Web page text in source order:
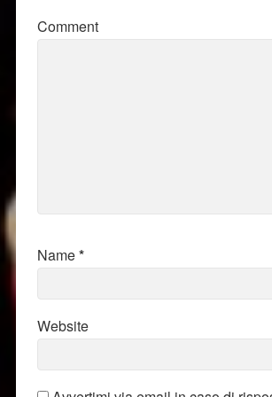
Comment
Name*
Website